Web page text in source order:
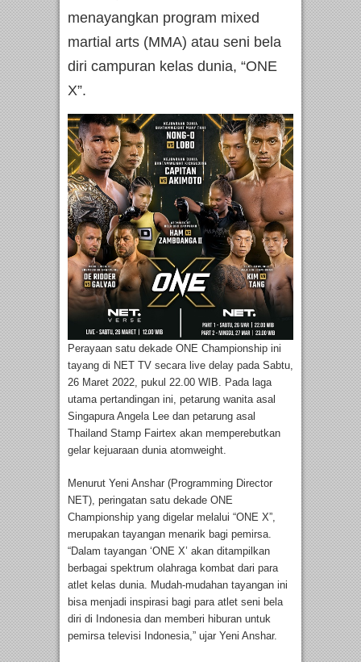
menayangkan program mixed
martial arts (MMA) atau seni bela
diri campuran kelas dunia, “ONE
X”.
Perayaan satu dekade ONE Championship ini
tayang di NET TV secara live delay pada Sabtu,
26 Maret 2022, pukul 22.00 WIB. Pada laga
utama pertandingan ini, petarung wanita asal
Singapura Angela Lee dan petarung asal
Thailand Stamp Fairtex akan memperebutkan
gelar kejuaraan dunia atomweight.
Menurut Yeni Anshar (Programming Director
NET), peringatan satu dekade ONE
Championship yang digelar melalui “ONE X”,
merupakan tayangan menarik bagi pemirsa.
“Dalam tayangan ‘ONE X’ akan ditampilkan
berbagai spektrum olahraga kombat dari para
atlet kelas dunia. Mudah-mudahan tayangan ini
bisa menjadi inspirasi bagi para atlet seni bela
diri di Indonesia dan memberi hiburan untuk
pemirsa televisi Indonesia,” ujar Yeni Anshar.